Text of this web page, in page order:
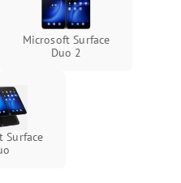
Microsoft Surface
Duo 2
Surface